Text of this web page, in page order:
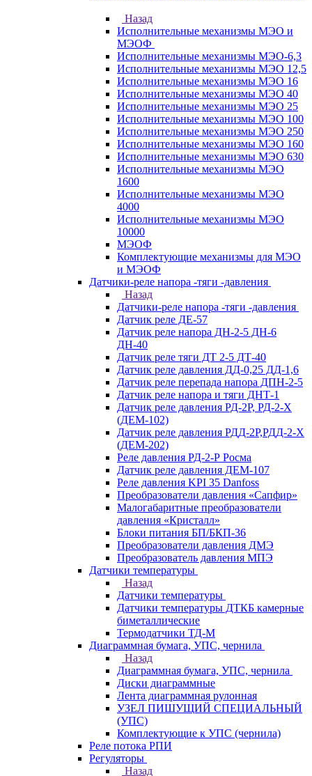
Назад
Исполнительные механизмы МЭО и
МЭОФ
Исполнительные механизмы МЭО-6,3
Исполнительные механизмы МЭО 12,5
Исполнительные механизмы МЭО 16
Исполнительные механизмы МЭО 40
Исполнительные механизмы МЭО 25
Исполнительные механизмы МЭО 100
Исполнительные механизмы МЭО 250
Исполнительные механизмы МЭО 160
Исполнительные механизмы МЭО 630
Исполнительные механизмы МЭО
1600
Исполнительные механизмы МЭО
4000
Исполнительные механизмы МЭО
10000
МЭОФ
Комплектующие механизмы для МЭО
и МЭОФ
Датчики-реле напора -тяги -давления
Назад
Датчики-реле напора -тяги -давления
Датчик реле ДЕ-57
Датчик реле напора ДН-2-5 ДН-6
ДН-40
Датчик реле тяги ДТ 2-5 ДТ-40
Датчик реле давления ДД-0,25 ДД-1,6
Датчик реле перепада напора ДПН-2-5
Датчик реле напора и тяги ДНТ-1
Датчик реле давления РД-2Р, РД-2-Х
(ДЕМ-102)
Датчик реле давления РДД-2Р,РДД-2-Х
(ДЕМ-202)
Реле давления РД-2-Р Росма
Датчик реле давления ДЕМ-107
Реле давления KPI 35 Danfoss
Преобразователи давления «Сапфир»
Малогабаритные преобразователи
давления «Кристалл»
Блоки питания БП/БКП-36
Преобразователи давления ДМЭ
Преобразователь давления МПЭ
Датчики температуры
Назад
Датчики температуры
Датчики температуры ДТКБ камерные
биметаллические
Термодатчики ТД-М
Диаграммная бумага, УПС, чернила
Назад
Диаграммная бумага, УПС, чернила
Диски диаграммные
Лента диаграммная рулонная
УЗЕЛ ПИШУЩИЙ СПЕЦИАЛЬНЫЙ
(УПС)
Комплектующие к УПС (чернила)
Реле потока РПИ
Регуляторы
Назад